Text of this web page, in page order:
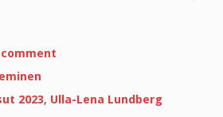
on
äänestetään
kaikkien
2023, Ulla-Lena Lundberg